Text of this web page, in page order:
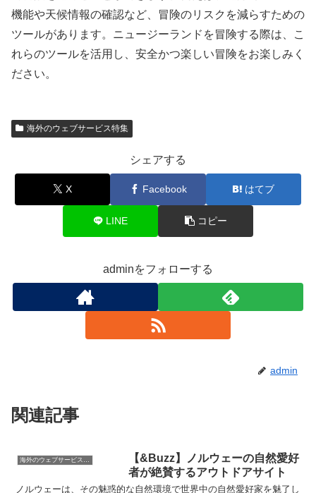
機能や天候情報の確認など、冒険のリスクを減らすための
ツールがあります。ニュージーランドを冒険する際は、こ
れらのツールを活用し、安全かつ楽しい冒険をお楽しみく
ださい。
海外のウェブサービス特集
シェアする
X Facebook はてブ
LINE コピー
adminをフォローする
admin
関連記事
【&Buzz】ノルウェーの自然愛好
者が絶賛するアウトドアサイト
ノルウェーは、その魅惑的な自然環境で世界中の自然愛好家を魅了し